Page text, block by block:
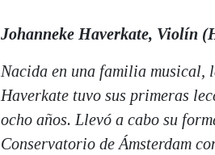
Johanneke Haverkate, Violín
Nacida en una familia musical,
Haverkate tuvo sus primeras
ocho años. Llevó a cabo su
Conservatorio de Ámsterdam